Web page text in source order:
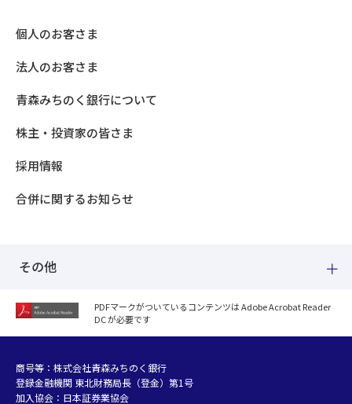
個人のお客さま
法人のお客さま
青森みちのく銀行について
株主・投資家の皆さま
採用情報
合併に関するお知らせ
その他
紛失した場合
個人データおよび法人情報に関するグループ共同利用について
マネー・ローンダリング等及び金融犯罪の防止について
PDFマークがついているコンテンツは Adobe Acrobat Reader
DC が必要です
商号等：株式会社青森みちのく銀行
登録金融機関 東北財務局長（登金）第1号
加入協会：日本証券業協会